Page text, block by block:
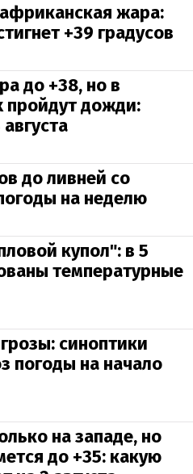
жара:
+39 градусов
до +38, но в
пройдут дожди:
до ливней со
на неделю
купол": в 5
температурные
синоптики
погоды на начало
на западе, но
до +35: какую